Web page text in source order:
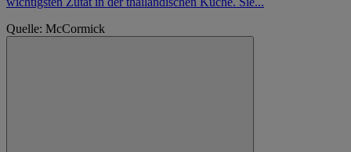
Quelle: McCormick